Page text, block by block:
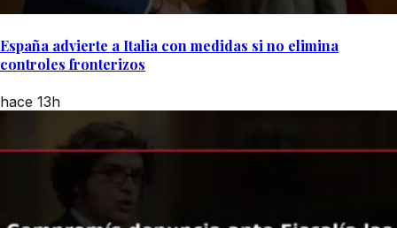
España advierte a Italia con medidas si no elimina
controles fronterizos
hace 13h